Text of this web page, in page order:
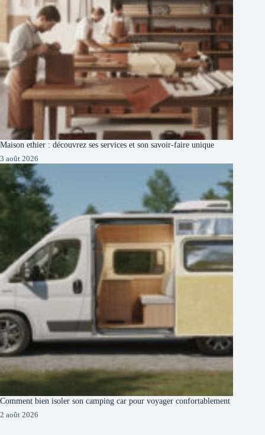
Maison ethier : découvrez ses services et son savoir-faire unique
3 août 2026
Comment bien isoler son camping car pour voyager confortablement
2 août 2026